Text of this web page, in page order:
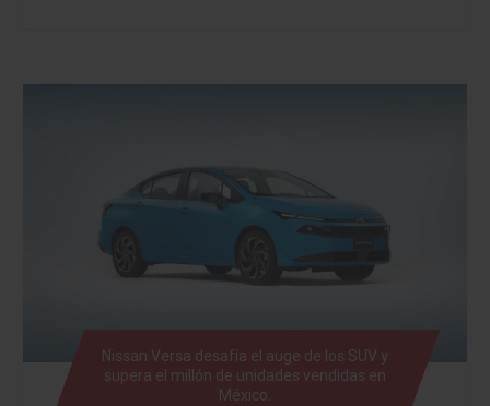
Nissan Versa desafía el auge de los SUV y
supera el millón de unidades vendidas en
México.